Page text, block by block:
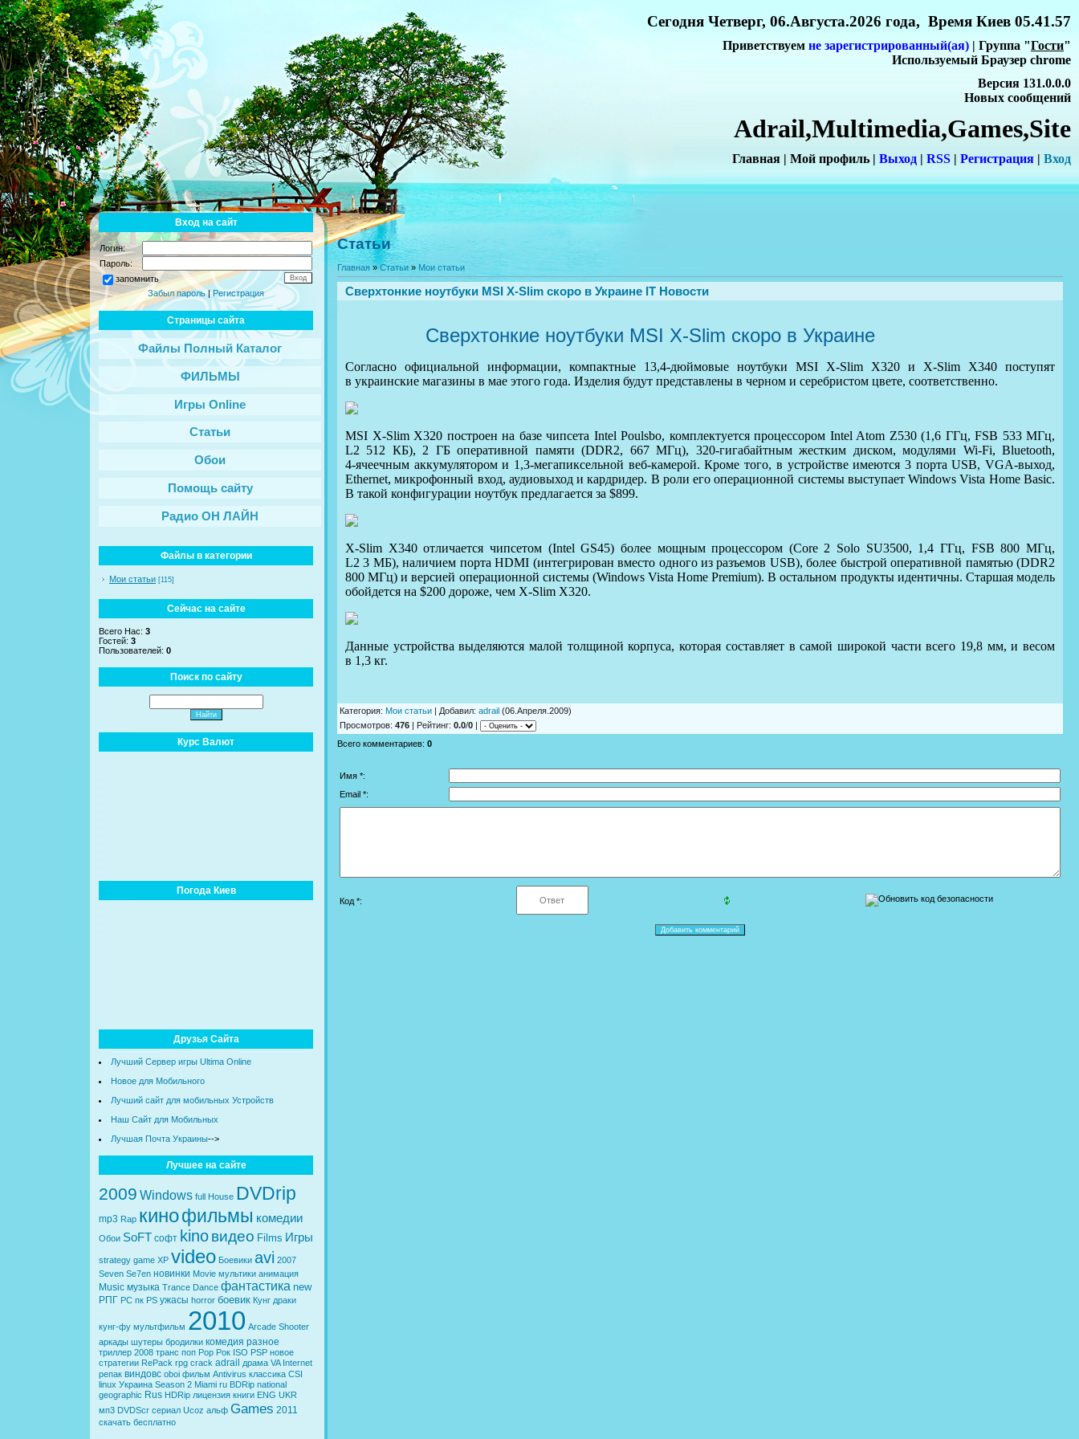
Сегодня Четверг, 06.Августа.2026 года, Время Киев 05.41.57
Приветствуем не зарегистрированный(ая) | Группа "Гости"
Используемый Браузер chrome
Версия 131.0.0.0
Новых сообщений
Adrail,Multimedia,Games,Site
Главная | Мой профиль | Выход | RSS | Регистрация | Вход
Вход на сайт
Логин:
Пароль:
запомнить
Забыл пароль|Регистрация
Страницы сайта
Файлы Полный Каталог
ФИЛЬМЫ
Игры Online
Статьи
Обои
Помощь сайту
Радио ОН ЛАЙН
Файлы в категории
Мои статьи [115]
Сейчас на сайте
Всего Нас: 3
Гостей: 3
Пользователей: 0
Поиск по сайту
Курс Валют
Погода Киев
Друзья Сайта
Лучший Сервер игры Ultima Online
Новое для Мобильного
Лучший сайт для мобильных Устройств
Наш Сайт для Мобильных
Лучшая Почта Украины-->
Лучшее на сайте
2009 Windows full House DVDrip
mp3 Rap кинофильмы комедии
Обои SoFT софт kinoвидео Films Игры
strategy game XP video Боевики avi 2007
Seven Se7en новинки Movie мультики анимация
Music музыка Trance Dance фантастика new
РПГ PC пк PS ужасы horror боевик Кунг драки
кунг-фу мультфильм 2010 Arcade Shooter
аркады шутеры бродилки комедия разное
триллер 2008 транс поп Pop Рок ISO PSP новое
стратегии RePack rpg crack adrail драма VA Internet
репак виндовс oboi фильм Antivirus классика CSI
linux Украина Season 2 Miami ru BDRip national
geographic Rus HDRip лицензия книги ENG UKR
мп3 DVDScr сериал Ucoz альф Games 2011
скачать бесплатно
Статьи
Главная»Статьи»Мои статьи
Сверхтонкие ноутбуки MSI X-Slim скоро в Украине IT Новости
Сверхтонкие ноутбуки MSI X-Slim скоро в Украине
Согласно официальной информации, компактные 13,4-дюймовые ноутбуки MSI X-Slim X320 и X-Slim X340 поступят
в украинские магазины в мае этого года. Изделия будут представлены в черном и серебристом цвете, соответственно.
MSI X-Slim X320 построен на базе чипсета Intel Poulsbo, комплектуется процессором Intel Atom Z530 (1,6 ГГц, FSB 533 МГц,
L2 512 КБ), 2 ГБ оперативной памяти (DDR2, 667 МГц), 320-гигабайтнымжестким диском, модулями Wi-Fi, Bluetooth,
4-ячеечным аккумулятором и 1,3-мегапиксельной веб-камерой. Кроме того, в устройстве имеются 3 порта USB, VGA-выход,
Ethernet, микрофонный вход, аудиовыход и кардридер. В роли его операционной системы выступает Windows Vista Home Basic.
В такой конфигурации ноутбук предлагается за $899.
X-Slim X340 отличается чипсетом (Intel GS45) более мощным процессором (Core 2 Solo SU3500, 1,4 ГГц, FSB 800 МГц,
L2 3 МБ), наличием порта HDMI (интегрирован вместо одного из разъемов USB), более быстрой оперативной памятью (DDR2
800 МГц) и версией операционной системы (Windows Vista Home Premium). В остальном продукты идентичны. Старшая модель
обойдется на $200 дороже, чем X-Slim X320.
Данные устройства выделяются малой толщиной корпуса, которая составляет в самой широкой части всего 19,8 мм, и весом
в 1,3 кг.
Категория: Мои статьи | Добавил: adrail (06.Апреля.2009)
Просмотров: 476 | Рейтинг: 0.0/0 |
Всего комментариев: 0
Имя *:
Email *:
Код *: